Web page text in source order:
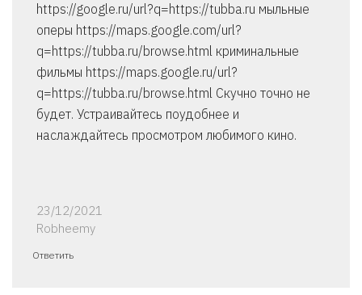
https://google.ru/url?q=https://tubba.ru мыльные
оперы https://maps.google.com/url?
q=https://tubba.ru/browse.html криминальные
фильмы https://maps.google.ru/url?
q=https://tubba.ru/browse.html Скучно точно не
будет. Устраивайтесь поудобнее и
наслаждайтесь просмотром любимого кино.
23/12/2021
Robheemy
Ответить